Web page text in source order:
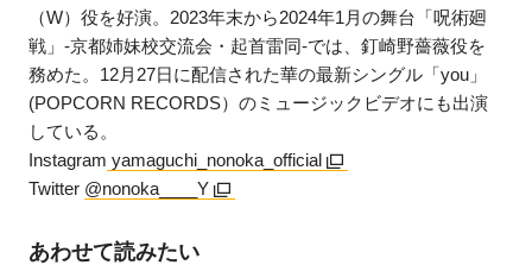
（W）役を好演。2023年末から2024年1月の舞台「呪術廻
戦」-京都姉妹校交流会・起首雷同-では、釘崎野薔薇役を
務めた。12月27日に配信された華の最新シングル「you」
(POPCORN RECORDS）のミュージックビデオにも出演
している。
Instagram yamaguchi_nonoka_official
Twitter @nonoka____Y
あわせて読みたい